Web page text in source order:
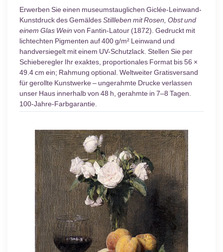
Erwerben Sie einen museumstauglichen Giclée-Leinwand-
Kunstdruck des GemäldesStillleben mit Rosen, Obst und
einem Glas Wein von Fantin-Latour (1872). Gedruckt mit
lichtechten Pigmenten auf 400 g/m² Leinwand und
handversiegelt mit einem UV-Schutzlack. Stellen Sie per
Schieberegler Ihr exaktes, proportionales Format bis 56 ×
49.4 cm ein; Rahmung optional. Weltweiter Gratisversand
für gerollte Kunstwerke – ungerahmte Drucke verlassen
unser Haus innerhalb von 48 h, gerahmte in 7–8 Tagen.
100-Jahre-Farbgarantie.